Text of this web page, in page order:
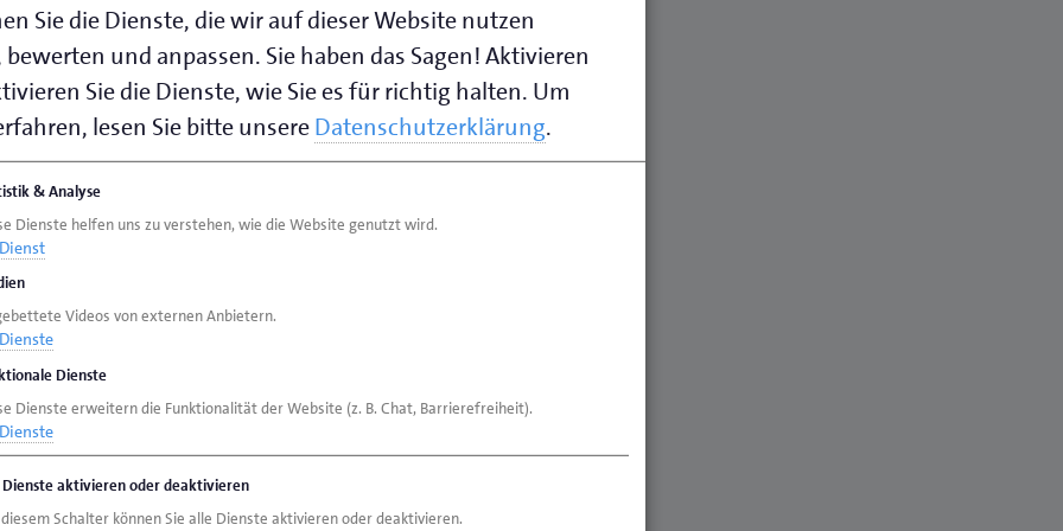
Diesmal informiert Haval Murad über ein
der beruflichen Integration von neu
Es bietet nicht nur berufliche
Teilhabe. Eine handwerkliche
Praxis, fördert die soziale Integration und
Menschen zu integrieren, mit
sie durch das Integrationsprojekt
vom Niedersächsischen
Handwerkskammern Nachwuchs- und
Sie die Dienste, die wir auf dieser Website nutzen
und anpassen. Sie haben das Sagen! Aktivieren
Sie die Dienste, wie Sie es für richtig halten. Um
lesen Sie bitte unsereDatenschutzerklärung.
& Analyse
Dienste helfen uns zu verstehen, wie die Website genutzt wird.
Dienst
Videos von externen Anbietern.
Dienste
Dienste
Dienste erweitern die Funktionalität der Website (z. B. Chat, Barrierefreiheit).
Dienste
Dienste aktivieren oder deaktivieren
Schalter können Sie alle Dienste aktivieren oder deaktivieren.